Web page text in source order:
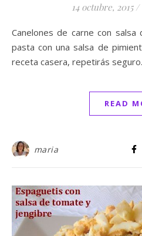
14 octubre, 2015 /
Canelones de carne con salsa de piquillos, una receta de
pasta con una salsa de
receta casera, repetirás seguro.
READ
maria